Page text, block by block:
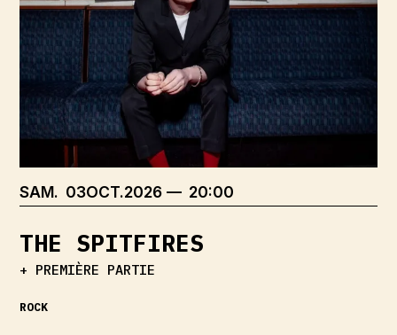
SAMEDI
SAM. 03OCTOBRE
OCT.2026 20:00
THE SPITFIRES
+ PREMIÈRE PARTIE
ROCK